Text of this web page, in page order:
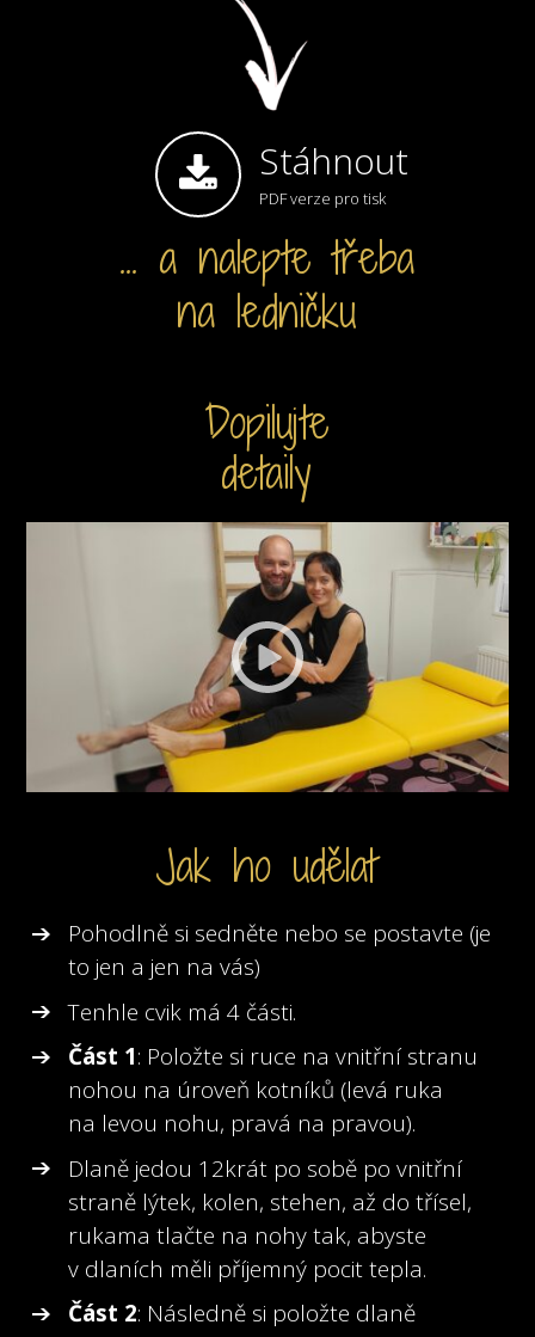
Stáhnout
PDF verze pro tisk
... a nalepte třeba
na ledničku
Dopilujte
detaily
Jak ho udělat
Pohodlně si sedněte nebo se postavte (je
to jen a jen na vás)
Tenhle cvik má 4 části.
Část 1: Položte si ruce na vnitřní stranu
nohou na úroveň kotníků (levá ruka
na levou nohu, pravá na pravou).
Dlaně jedou 12krát po sobě po vnitřní
straně lýtek, kolen, stehen, až do třísel,
rukama tlačte na nohy tak, abyste
v dlaních měli příjemný pocit tepla.
Část 2: Následně si položte dlaně